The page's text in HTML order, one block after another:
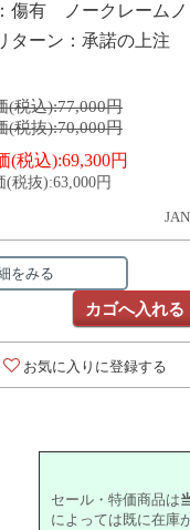
傷有 ノークレームノ
ターン：承諾の上注
(税込):77,000円
(税抜):70,000円
(税込):69,300円
(税抜):63,000円
をみる
カゴへ入れる
お気に入りに登録する
セール・特価商品は
によっては既に在庫